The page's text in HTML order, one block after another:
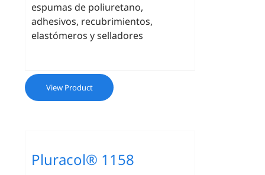
espumas de poliuretano,
adhesivos, recubrimientos,
elastómeros y selladores
View Product
Pluracol® 1158